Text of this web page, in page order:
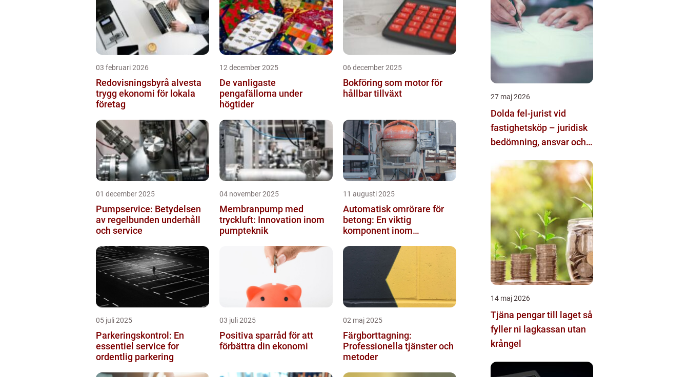
03 februari 2026
Redovisningsbyrå alvesta
trygg ekonomi för lokala
företag
12 december 2025
De vanligaste
pengafällorna under
högtider
06 december 2025
Bokföring som motor för
hållbar tillväxt
01 december 2025
Pumpservice: Betydelsen
av regelbunden underhåll
och service
04 november 2025
Membranpump med
tryckluft: Innovation inom
pumpteknik
11 augusti 2025
Automatisk omrörare för
betong: En viktig
komponent inom
05 juli 2025
Parkeringskontrol: En
essentiel service for
ordentlig parkering
03 juli 2025
Positiva sparråd för att
förbättra din ekonomi
02 maj 2025
Färgborttagning:
Professionella tjänster och
metoder
27 maj 2026
Dolda fel-jurist vid
fastighetsköp – juridisk
bedömning, ansvar och
tvister
14 maj 2026
Tjäna pengar till laget så
fyller ni lagkassan utan
krångel